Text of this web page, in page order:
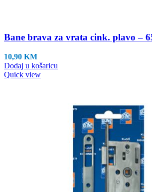
Bane brava za vrata cink. plavo –
10,90 KM
Dodaj u košaricu
Quick view